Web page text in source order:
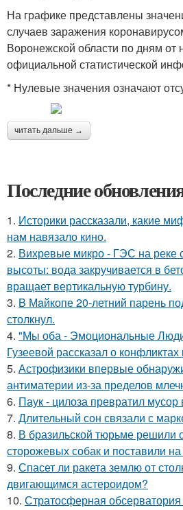
На графике представлены
случаев заражения
Воронежской области по дням от
официальной статистической
* Нулевые значения означают
читать дальше →
Последние
1. Историки рассказали, какие
нам навязало кино.
2. Вихревые микро - ГЭС на
высоты: вода закручивается в
вращает вертикальную турбину.
3. B Мaйкопе 20-летний парень
столкнул.
4. "Мы оба - Эмоциональные
Гузеевой рассказал о
5. Астрофизики впервые
антиматерии из-за пределов
6. Паук - цилоза превратил мусор
7. Длительный сон связали с
8. В бразильской тюрьме решили
сторожевых собак и поставили на
9. Спасет ли ракета землю от
двигающимся астероидом?
10. Стратосферная